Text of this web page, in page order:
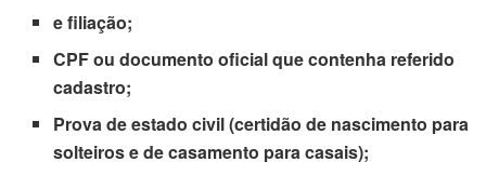
e filiação;
CPF ou documento oficial que contenha referido
cadastro;
Prova de estado civil (certidão de nascimento para
solteiros e de casamento para casais);